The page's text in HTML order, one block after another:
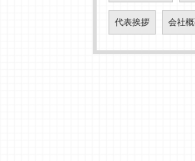
代表挨拶 会社